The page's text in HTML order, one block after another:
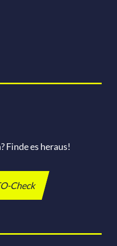
Finde es heraus!
Check